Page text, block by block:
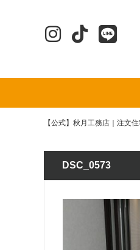
【公式】秋月工務店｜注文
DSC_0573